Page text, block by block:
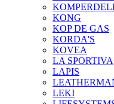
KONG
KOP DE GAS
KORDA'S
KOVEA
LA SPORTIVA
LAPIS
LEKI